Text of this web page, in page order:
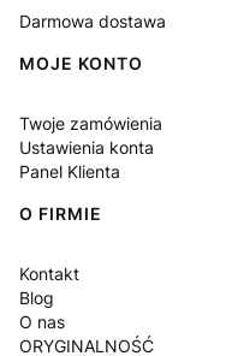
Darmowa dostawa
MOJE KONTO
Twoje zamówienia
Ustawienia konta
Panel Klienta
O FIRMIE
Kontakt
Blog
O nas
ORYGINALNOŚĆ